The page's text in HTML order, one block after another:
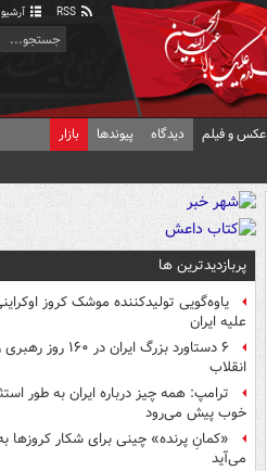
آرشیو
عکس و فیلم دیدگاه پیوندها بازار
پربازدیدترین ها
یاوه‌گویی تولیدکننده موشک کروز
علیه ایران
۶ دستاورد بزرگ ایران در ۱۶۰
انقلاب
ترامپ: همه چیز درباره ایران به طور
خوب پیش می‌رود
«کمانِ پرنده» چینی برای شکار کروزها
می‌آید